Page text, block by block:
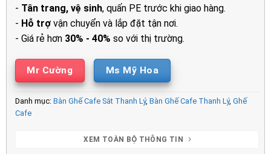
- Tân trang, vệ sinh, quấn PE trước khi giao hàng.
- Hỗ trợvận chuyển và lắp đặt tận nơi.
- Giá rẻ hơn 30% - 40% so với thị trường.
Mr Cường Ms Mỹ Hoa
Danh mục: Bàn Ghế Cafe Sắt Thanh Lý, Bàn Ghế Cafe Thanh Lý, Ghế
Cafe
XEM TOÀN BỘ THÔNG TIN